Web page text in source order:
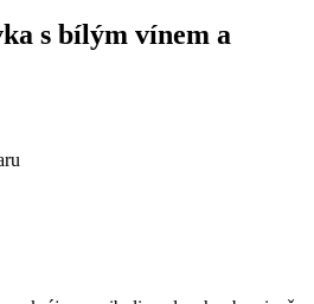
s bílým vínem a